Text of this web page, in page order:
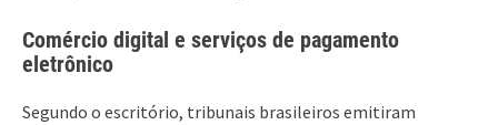
Comércio digital e serviços de pagamento
eletrônico
Segundo o escritório, tribunais brasileiros emitiram